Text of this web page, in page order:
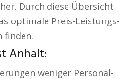
Durch diese Übersicht
optimale Preis-Leistungs-
finden.
Anhalt:
weniger Personal-